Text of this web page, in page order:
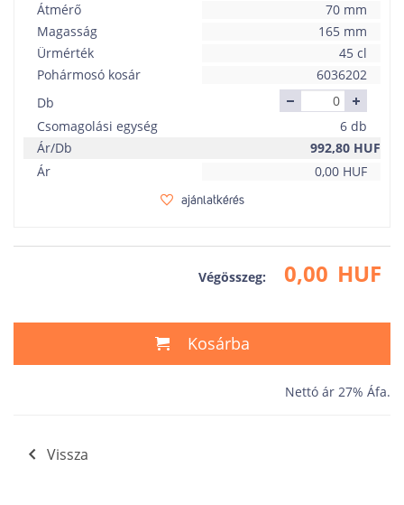
Átmérő
70 mm
Magasság
165 mm
Ürmérték
45 cl
Pohármosó kosár
6036202
Db
Csomagolási egység
6 db
Ár/Db
992,80 HUF
Ár
0,00 HUF
ajánlatkérés
Végösszeg: 0,00 HUF
Kosárba
Nettó ár 27% Áfa.
Vissza